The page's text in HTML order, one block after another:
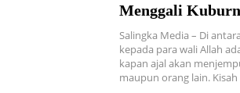
Menggali
Sebelum Wafat
Salingka Media – Di
kepada para wali Allah
kapan ajal akan
maupun orang lain.